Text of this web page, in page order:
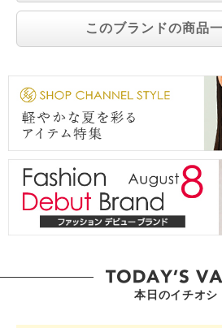
このブランドの商品
本日のイチオシ